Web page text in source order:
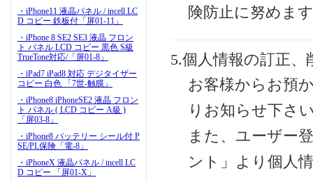
・iPhone11 液晶パネル / incell LC
D コピー 鉄板付「屏01-11」
・iPhone 8 SE2 SE3 液晶 フロン
ト パネル LCD コピー 黒色 S級
TrueTone対応/「屏01-8」
・iPad7 iPad8 対応 デジタイザー
コピー 白色 「7世-触膜」
・iPhone8 iPhoneSE2 液晶 フロン
ト パネル ( LCD コピー A級 )
「屏03-8」
・iPhone8 バッテリー シール付 P
SE/PL保険「電-8」
・iPhoneX 液晶パネル / incell LC
D コピー 「屏01-X」
険防止に努めま
5.個人情報の訂正、
お客様からお預
りお知らせ下さ
また、ユーザー
ント」より個人